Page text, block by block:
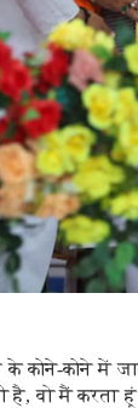
कोने में
है, वो मैं करता